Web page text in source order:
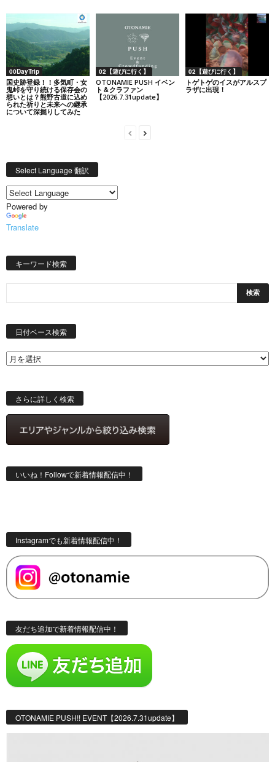
00DayTrip
国史跡登録！！多気町・女
鬼峠を守り続ける保存会の
想いとは？熊野古道に込め
られた祈りと未来への継承
について深掘りしてみた
02【遊びに行く】
OTONAMIE PUSH イベン
ト＆クラファン
【2026.7.31update】
02【遊びに行く】
トゲトゲのイスがアルスプ
ラザに出現！
Select Language 翻訳
Powered by
Translate
キーワード検索
日付ベース検索
ス
索
さらに詳しく検索
いいね！Followで新着情報配信中！
Instagramでも新着情報配信中！
友だち追加で新着情報配信中！
OTONAMIE PUSH!! EVENT【2026.7.31update】